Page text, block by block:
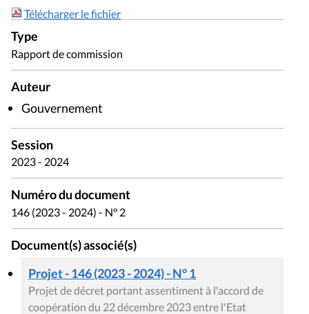
Télécharger le fichier
Type
Rapport de commission
Auteur
Gouvernement
Session
2023 - 2024
Numéro du document
146 (2023 - 2024) - N° 2
Document(s) associé(s)
Projet - 146 (2023 - 2024) - N° 1
Projet de décret portant assentiment à l'accord de
coopération du 22 décembre 2023 entre l'Etat